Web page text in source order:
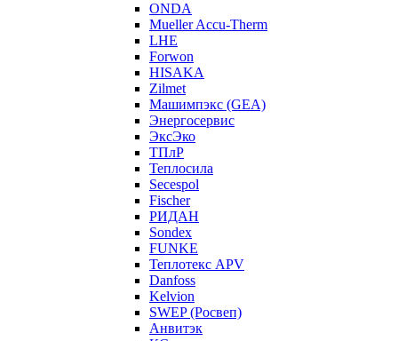
ONDA
Mueller Accu-Therm
LHE
Forwon
HISAKA
Zilmet
Машимпэкс (GEA)
Энергосервис
ЭксЭко
ТПлР
Теплосила
Secespol
Fischer
РИДАН
Sondex
FUNKE
Теплотекс APV
Danfoss
Kelvion
SWEP (Росвеп)
Анвитэк